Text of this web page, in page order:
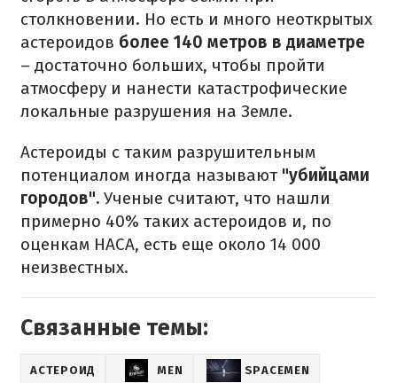
столкновении. Но есть и много неоткрытых
астероидов более 140 метров в диаметре
– достаточно больших, чтобы пройти
атмосферу и нанести катастрофические
локальные разрушения на Земле.
Астероиды с таким разрушительным
потенциалом иногда называют"убийцами
городов". Ученые считают, что нашли
примерно 40% таких астероидов и, по
оценкам НАСА, есть еще около 14 000
неизвестных.
Связанные темы:
АСТЕРОИД MEN SPACEMEN